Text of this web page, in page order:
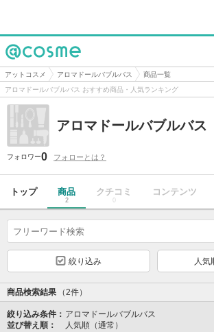
@cosme
アットコスメ アロマドールバブルバス
商品一覧
アロマドールバブルバス おすすめ商品・人気ランキング
アロマドールバブルバス
フォロワー0 フォローとは？
トップ 商品
2
クチコミ
0
コンテンツ
絞り込み 人気
商品検索結果 （2件）
絞り込み条件： アロマドールバブルバス
並び替え順：
人気順（通常）